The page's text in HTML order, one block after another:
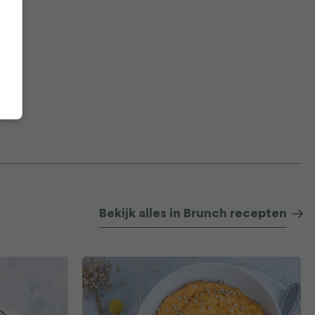
Bekijk alles in Brunch recepten